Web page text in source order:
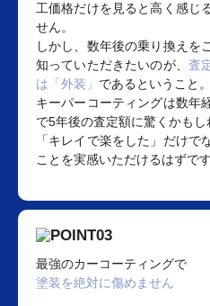
工価格だけを見ると高く感じ
せん。
しかし、数年後の乗り換えを
知っていただきたいのが、 査
は「外装」 であるということ。
キーパーコーティングは数年
で5年後の査定額に驚くかもし
「キレイで楽をした」だけ
ことを実感いただけるはずです
最強のカーコーティングで
塗装を絶対に傷めません